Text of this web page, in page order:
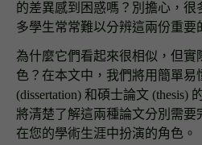
的差異感到困惑嗎？別擔心，
多學生常常難以分辨這兩份重要
為什麼它們看起來很相似，但實
色？在本文中，我們將用簡單
(dissertation) 和碩士論文 (thesis)
將清楚了解這兩種論文分別需要
在您的學術生涯中扮演的角色。